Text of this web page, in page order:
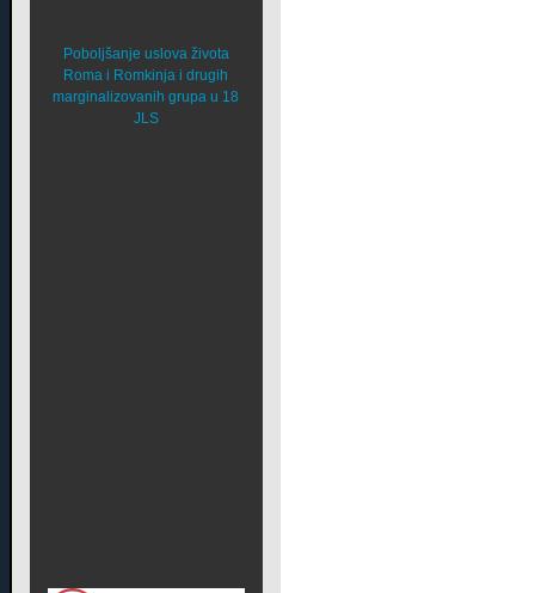
Poboljšanje uslova života
Roma i Romkinja i drugih
marginalizovanih grupa u 18
JLS